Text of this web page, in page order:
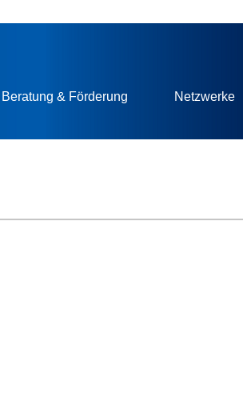
Beratung & Förderung Netzwerke